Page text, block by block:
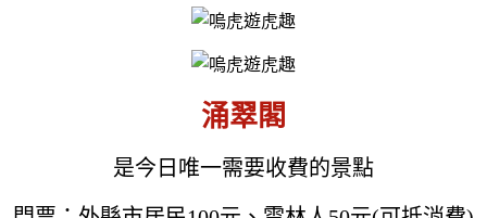
涌翠閣
是今日唯一需要收費的景點